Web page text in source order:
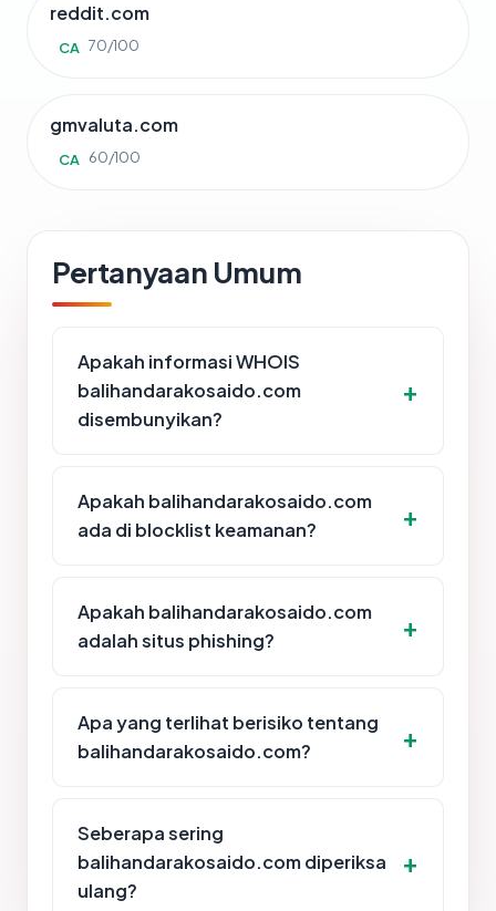
reddit.com
CA 70/100
gmvaluta.com
CA 60/100
Pertanyaan Umum
Apakah informasi WHOIS
balihandarakosaido.com
disembunyikan?
Apakah balihandarakosaido.com
ada di blocklist keamanan?
Apakah balihandarakosaido.com
adalah situs phishing?
Apa yang terlihat berisiko tentang
balihandarakosaido.com?
Seberapa sering
balihandarakosaido.com diperiksa
ulang?